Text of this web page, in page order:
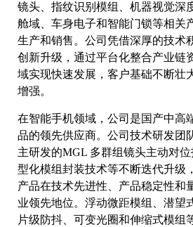
镜头、指纹识别模组、机器视觉深
舱域、车身电子和智能门锁等相关
生产和销售。公司凭借深厚的技术
创新升级，通过平台化整合产业链
域实现快速发展，客户基础不断壮
增强。
在智能手机领域，公司是国产中高
品的领先供应商。公司技术研发团
主研发的MGL 多群组镜头主动对
型化模组封装技术等不断迭代升级
产品在技术先进性、产品稳定性和
业领先地位。浮动微距模组、潜望
片级防抖、可变光圈和伸缩式模组